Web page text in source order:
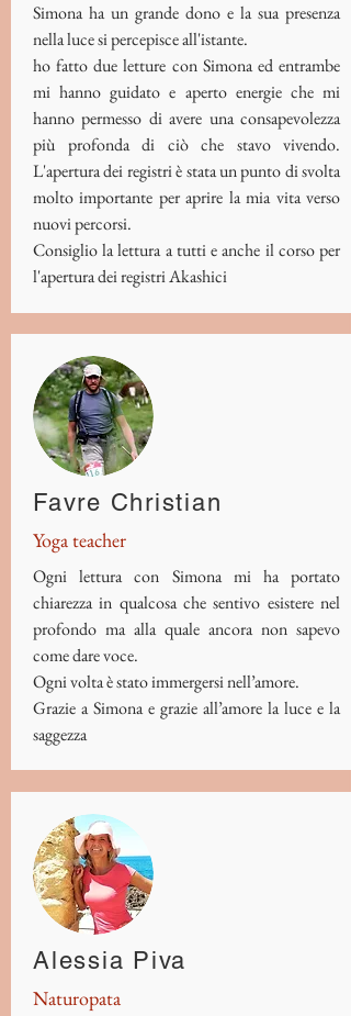
Simona ha un grande dono e la sua presenza
nella luce si percepisce all'istante.
ho fatto due letture con Simona ed entrambe
mi hanno guidato e aperto energie che mi
hanno permesso di avere una consapevolezza
più profonda di ciò che stavo vivendo.
L'apertura dei registri è stata un punto di svolta
molto importante per aprire la mia vita verso
nuovi percorsi.
Consiglio la lettura a tutti e anche il corso per
l'apertura dei registri Akashici
Favre Christian
Yoga teacher
Ogni lettura con Simona mi ha portato
chiarezza in qualcosa che sentivo esistere nel
profondo ma alla quale ancora non sapevo
come dare voce.
Ogni volta è stato immergersi nell’amore.
Grazie a Simona e grazie all’amore la luce e la
saggezza
Alessia Piva
Naturopata